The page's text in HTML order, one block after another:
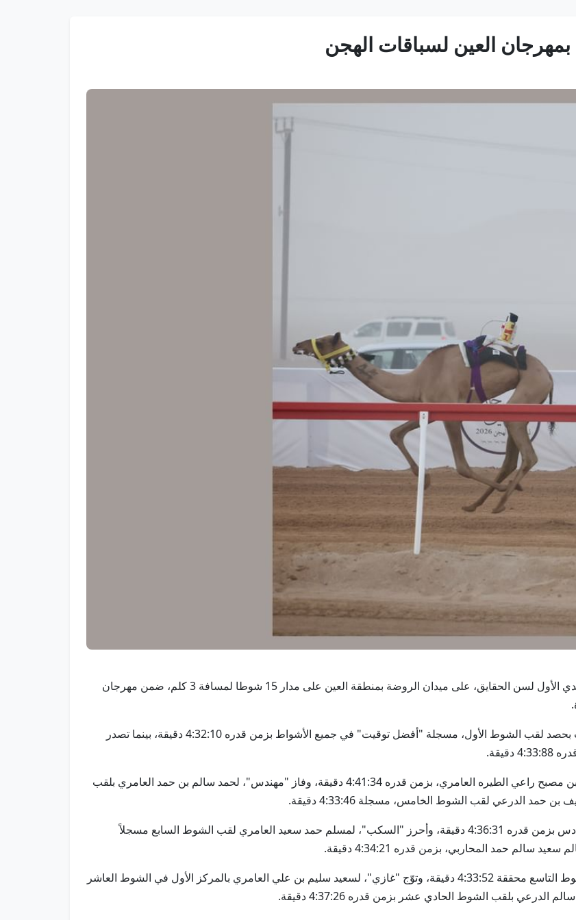
العين لسباقات الهجن
العين في 5 يوليو/ وام/ انطلقت صباح اليوم منافسات التمهيدي الأول لسن الحقايق، على ميدان الروضة بمنطقة العين على مدار 15 شوطا لمسافة 3 كلم، ضمن مهرجان
افتتحت "الشايبه" لمطر حمد بن محسن الفلاحي المنافسات بحصد لقب الشوط الأول، مسجلة "أفضل توقيت" في جميع الأشواط بزمن قدره 4:32:10 دقيقة، بينما تصدر
وذهبت صدارة الشوط الثالث إلى "سهره"، لغصاب عبدالله بن مصبح راعي الطيره العامري، بزمن قدره 4:41:34 دقيقة، وفاز "مهندس"، لحمد سالم بن حمد العامري بلقب
وحققت "منعوته"، لأحمد ناصر المنصوري لقب الشوط السادس بزمن قدره 4:36:31 دقيقة، وأحرز "السكب"، لمسلم حمد سعيد العامري لقب الشوط السابع مسجلاً
وأحرزت "عسيله" لحمد الريس بن مثيش العامري لقب الشوط التاسع محققة 4:33:52 دقيقة، وتوّج "غازي"، لسعيد سليم بن علي العامري بالمركز الأول في الشوط العاشر